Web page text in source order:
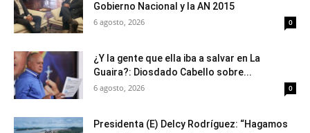
Gobierno Nacional y la AN 2015
6 agosto, 2026 0
¿Y la gente que ella iba a salvar en La
Guaira?: Diosdado Cabello sobre...
6 agosto, 2026 0
Presidenta (E) Delcy Rodríguez: “Hagamos